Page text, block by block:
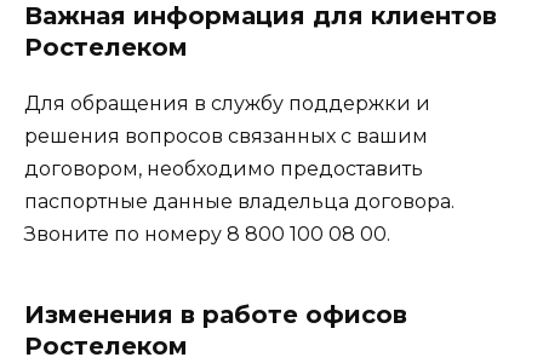
Важная информация для клиентов
Ростелеком
Для обращения в службу поддержки и
решения вопросов связанных с вашим
договором, необходимо предоставить
паспортные данные владельца договора.
Звоните по номеру 8 800 100 08 00.
Изменения в работе офисов
Ростелеком